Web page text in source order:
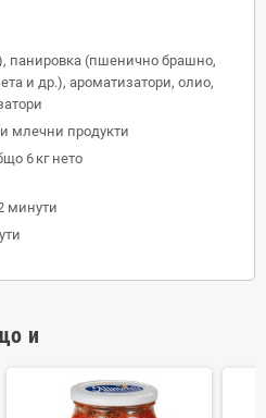
панировка (пшенично брашно,
и др.), ароматизатори, олио,
млечни продукти
6 кг нето
минути
и